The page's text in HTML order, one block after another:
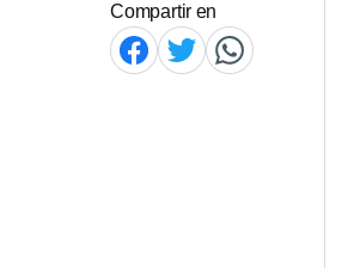
Compartir en